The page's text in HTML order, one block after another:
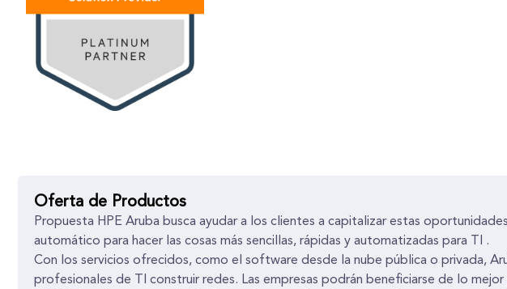
Oferta de Productos
Propuesta HPE Aruba busca ayudar a los clientes a capitalizar estas
automático para hacer las cosas más sencillas, rápidas y automatizadas para TI .
Con los servicios ofrecidos, como el software desde la nube pública o privada,
profesionales de TI construir redes. Las empresas podrán beneficiarse de lo